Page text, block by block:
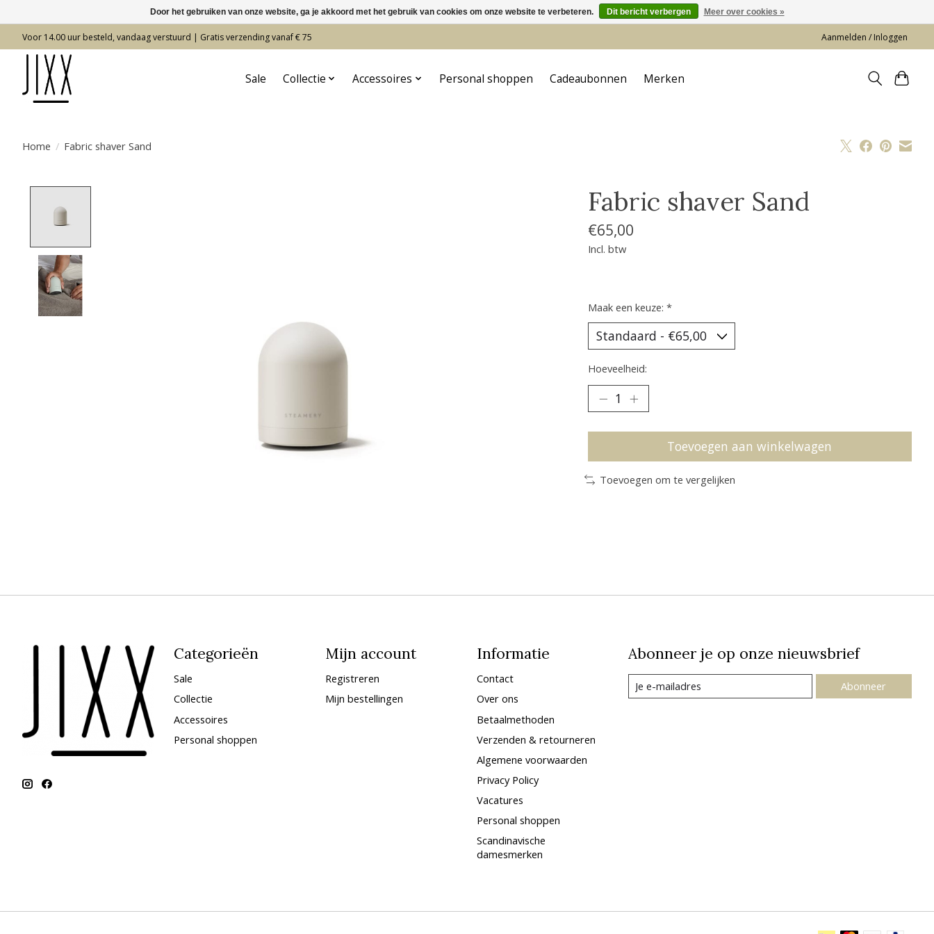
Voor 14.00 uur besteld, vandaag verstuurd | Gratis verzending vanaf € 75 Aanmelden / Inloggen
Sale Collectie Accessoires Personal shoppen Cadeaubonnen Merken
Home / Fabric shaver Sand
Fabric shaver Sand
€65,00
Incl. btw
Maak een keuze: *
Hoeveelheid:
Toevoegen aan winkelwagen
Toevoegen om te vergelijken
Categorieën
Sale
Collectie
Accessoires
Personal shoppen
Mijn account
Registreren
Mijn bestellingen
Informatie
Contact
Over ons
Betaalmethoden
Verzenden & retourneren
Algemene voorwaarden
Privacy Policy
Vacatures
Personal shoppen
Scandinavische
damesmerken
Abonneer je op onze nieuwsbrief
Abonneer
Door het gebruiken van onze website, ga je akkoord met het gebruik van cookies om onze website te verbeteren. Dit bericht verbergen Meer over cookies »